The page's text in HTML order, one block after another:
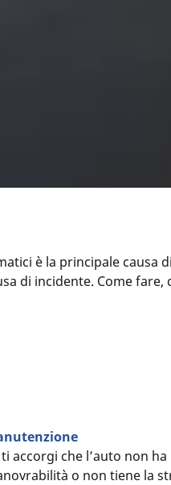
è la principale causa
di incidente. Come
ti accorgi che l’auto non
o non tiene la